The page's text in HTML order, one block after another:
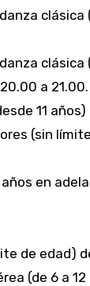
clásica
clásica
a 21.00.
11 años)
(sin
años en
de edad)
(de 6 a 12